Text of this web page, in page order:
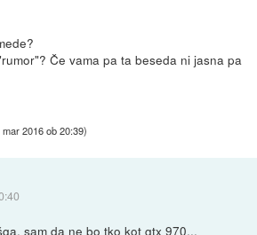
Če vama pa ta beseda ni jasna pa
mar 2016 ob 20:39)
sam da ne bo tko kot gtx 970...